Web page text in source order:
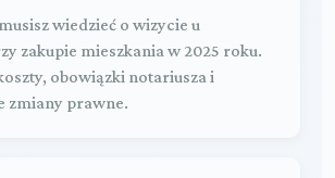
wiedzieć o wizycie u
zakupie mieszkania w 2025 roku.
obowiązki notariusza i
zmiany prawne.